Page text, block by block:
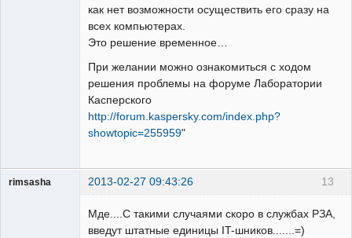
как нет возможности осуществить его сразу на
всех компьютерах.
Это решение временное…
При желании можно ознакомиться с ходом
решения проблемы на форуме Лаборатории
Касперского
http://forum.kaspersky.com/index.php?
showtopic=255959"
13
rimsasha 2013-02-27 09:43:26
Мде....С такими случаями скоро в службах РЗА,
введут штатные единицы IT-шников.......=)